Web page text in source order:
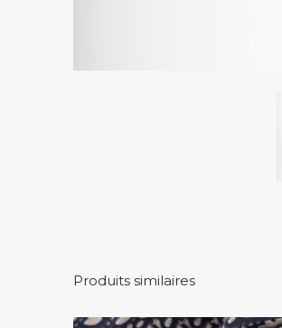
Produits similaires